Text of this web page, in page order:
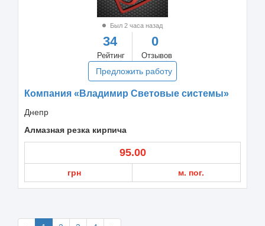
Был 2 часа назад
34
Рейтинг
0
Отзывов
Предложить работу
Компания «Владимир Световые системы»
Днепр
Алмазная резка кирпича
95.00
грн м. пог.